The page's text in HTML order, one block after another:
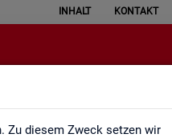
Zu diesem Zweck setzen wir
INHALT KONTAKT